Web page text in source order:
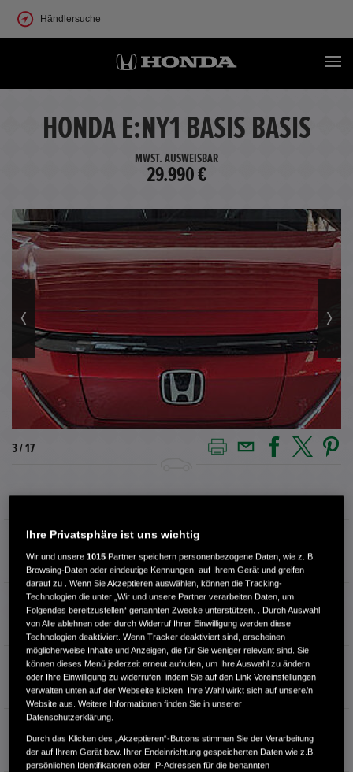
Händlersuche
HONDA E:NY1 BASIS BASIS
MWST. AUSWEISBAR
29.990 €
3 / 17
Kilometerstand 6.500 km
Kraftstoffart Elektro
Getriebe Automatik
Türen 5
Leistung 150 kW / 204 PS
Hubraum 0 cm³
Erstzulassung
Bauart SUV
Ihre Privatsphäre ist uns wichtig
Wir und unsere1015 Partner speichern personenbezogene Daten, wie z. B.
Browsing-Daten oder eindeutige Kennungen, auf Ihrem Gerät und greifen
darauf zu . Wenn Sie Akzeptieren auswählen, können die Tracking-
Technologien die unter „Wir und unsere Partner verarbeiten Daten, um
Folgendes bereitzustellen“ genannten Zwecke unterstützen. . Durch Auswahl
von Alle ablehnen oder durch Widerruf Ihrer Einwilligung werden diese
Technologien deaktiviert. Wenn Tracker deaktiviert sind, erscheinen
möglicherweise Inhalte und Anzeigen, die für Sie weniger relevant sind. Sie
können dieses Menü jederzeit erneut aufrufen, um Ihre Auswahl zu ändern
oder Ihre Einwilligung zu widerrufen, indem Sie auf den Link Voreinstellungen
verwalten unten auf der Webseite klicken. Ihre Wahl wirkt sich auf unsere/n
Website aus. Weitere Informationen finden Sie in unserer
Datenschutzerklärung.
Durch das Klicken des „Akzeptieren“-Buttons stimmen Sie der Verarbeitung
der auf Ihrem Gerät bzw. Ihrer Endeinrichtung gespeicherten Daten wie z.B.
persönlichen Identifikatoren oder IP-Adressen für die benannten